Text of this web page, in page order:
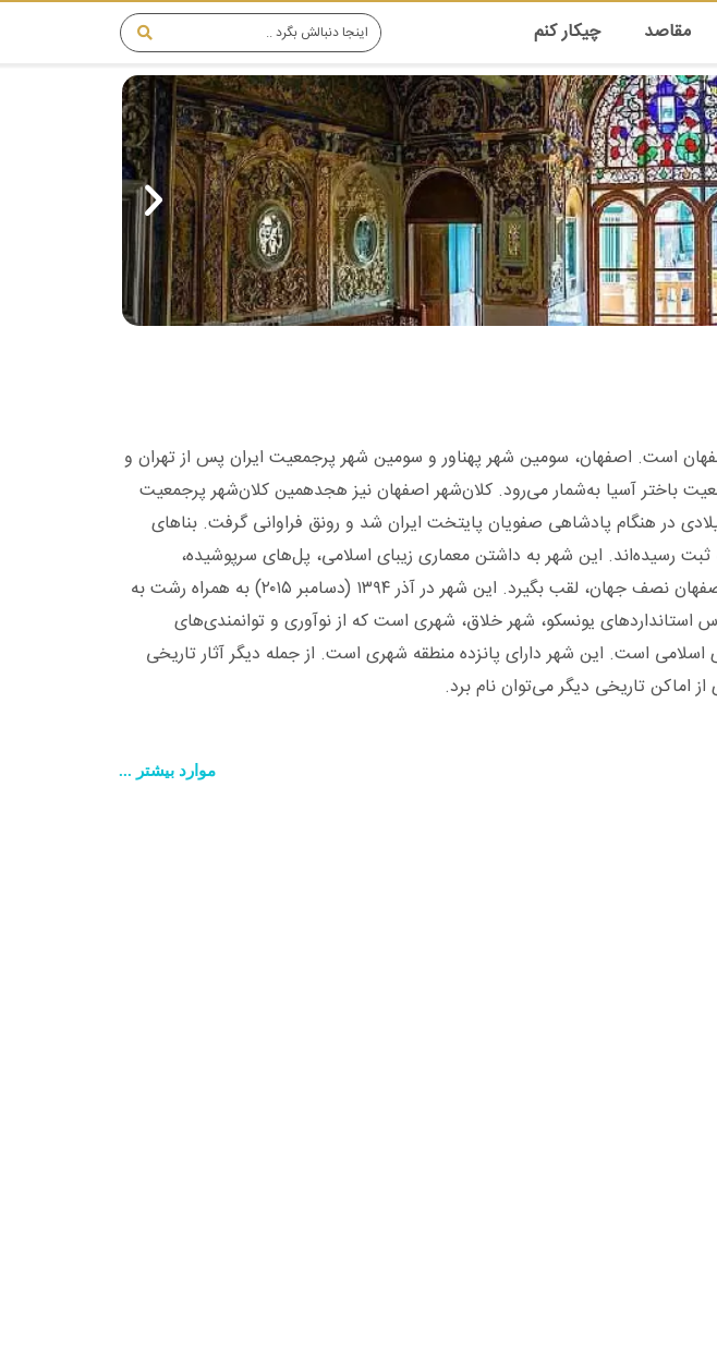
مقاصد چیکار کنم
است. اصفهان، سومین شهر پهناور و سومین شهر پرجمعیت ایران پس از تهران و
آسیا به‌شمار می‌رود. کلان‌شهر اصفهان نیز هجدهمین کلان‌شهر پرجمعیت
میلادی به ویژه در سدهٔ شانزدهم میلادی در هنگام پادشاهی صفویان پایتخت ایران شد و رونق فراوانی گرفت. بناهای
رسیده‌اند. این شهر به داشتن معماری زیبای اسلامی، پل‌های سرپوشیده،
مسجدها و مناره‌های منحصربه‌فردش نام‌آور است. این امر سبب شده تا در فرهنگ عامه، اصفهان نصف جهان، لقب بگیرد. این شهر در آذر ۱۳۹۴ (دسامبر ۲۰۱۵) به همراه رشت به
یونسکو، شهر خلاق، شهری است که از نوآوری و توانمندی‌های
است. این شهر دارای پانزده منطقه شهری است. از جمله دیگر آثار تاریخی
اماکن تاریخی دیگر می‌توان نام برد.
موارد بیشتر ...